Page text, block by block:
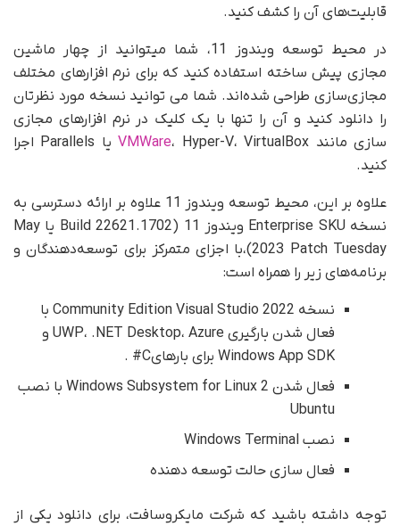
قابلیت‌های آن را کشف کنید.
در محیط توسعه ویندوز 11، شما میتوانید از چهار ماشین
مجازی پیش ساخته استفاده کنید که برای نرم افزارهای مختلف
مجازی‌سازی طراحی شده‌اند. شما می توانید نسخه مورد نظرتان
را دانلود کنید و آن را تنها با یک کلیک در نرم افزارهای مجازی
‌سازی مانند
VMWare
، Hyper-V، VirtualBox یا Parallels اجرا
کنید.
علاوه بر این، محیط توسعه ویندوز 11 علاوه بر ارائه دسترسی به
نسخه Enterprise SKU ویندوز 11 (Build 22621.1702 یا May
2023 Patch Tuesday)،با اجزای متمرکز برای توسعه‌دهندگان و
برنامه‌های زیر را همراه است:
نسخه Community Edition Visual Studio 2022 با
فعال شدن بارگیری UWP، .NET Desktop، Azure و
Windows App SDK برای بارهایC# .
فعال شدن Windows Subsystem for Linux 2 با نصب
Ubuntu
نصب Windows Terminal
فعال سازی حالت توسعه دهنده
توجه داشته باشید که شرکت مایکروسافت، برای دانلود یکی از